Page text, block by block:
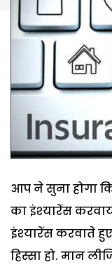
आप ने सुना होगा
का इंश्‍यारेंस
इंश्‍यारेंस करवाते
हिस्‍सा हो. मान